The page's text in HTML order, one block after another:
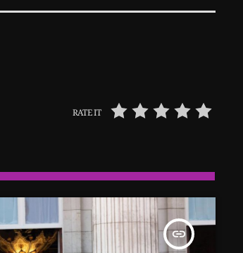
RATE IT
insert_link